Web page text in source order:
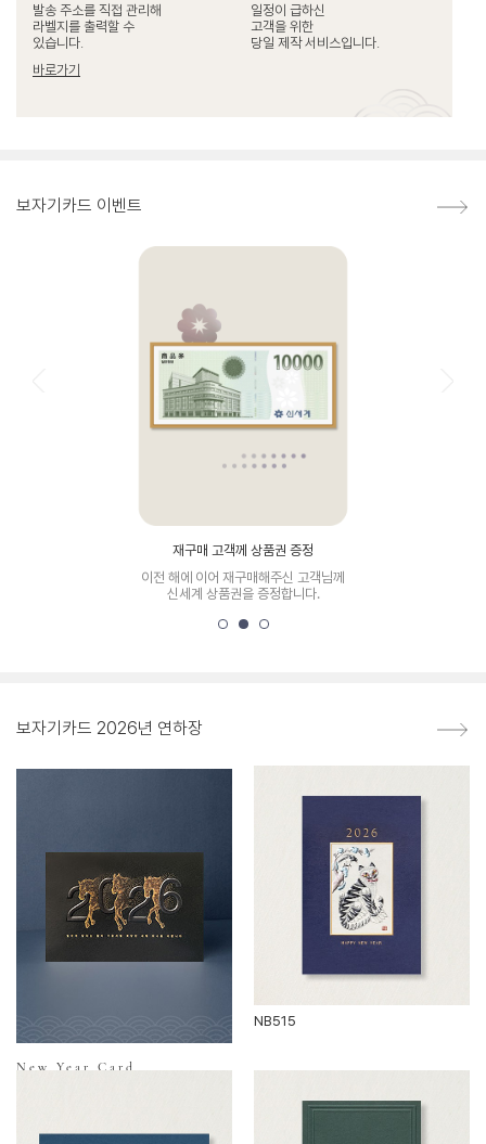
발송 주소를 직접 관리해
라벨지를 출력할 수
있습니다.
바로가기
일정이 급하신
고객을 위한
당일 제작 서비스입니다.
보자기카드 이벤트
재구매 고객께 상품권 증정
이전 해에 이어 재구매해주신 고객님께
신세계 상품권을 증정합니다.
보자기카드 2026년 연하장
New Year Card
NB515